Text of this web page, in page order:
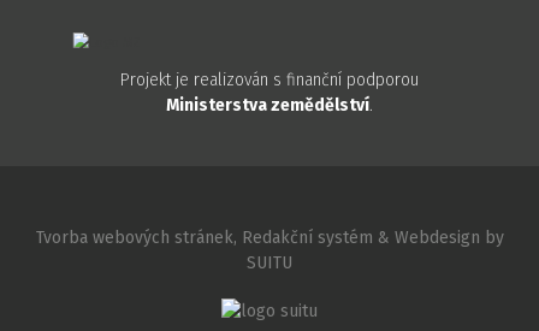
Projekt je realizován s finanční podporou
Ministerstva zemědělství.
Tvorba webových stránek, Redakční systém & Webdesign by
SUITU